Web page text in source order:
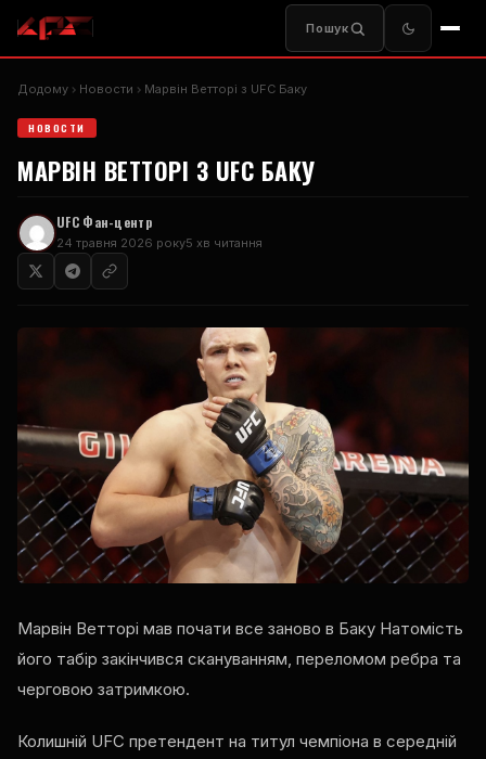
Пошук
Додому Новости Марвін Ветторі з UFC Баку
НОВОСТИ
МАРВІН ВЕТТОРІ З UFC БАКУ
UFCФан-центр
24 травня 2026 року5 хв читання
Марвін Ветторі мав почати все заново в Баку Натомість
його табір закінчився скануванням, переломом ребра та
черговою затримкою.
Колишній UFC претендент на титул чемпіона в середній